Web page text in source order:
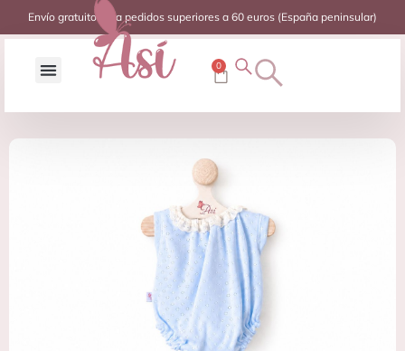
Envío gratuito para pedidos superiores a 60 euros (España peninsular)
0